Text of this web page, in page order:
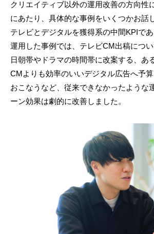
クリエイティブ以外の運用改善の方向性
にあたり、具体的な事例をいくつかお話
テレビとデジタルを獲得系の中間KPIで
運用した事例では、テレビCM出稿につ
日朝帯やドラマの時間帯に改案する、あ
CMよりも効率のいいデジタル広告へ予
おこなうなど、従来できなかったような
ーン効果は劇的に改善しました。